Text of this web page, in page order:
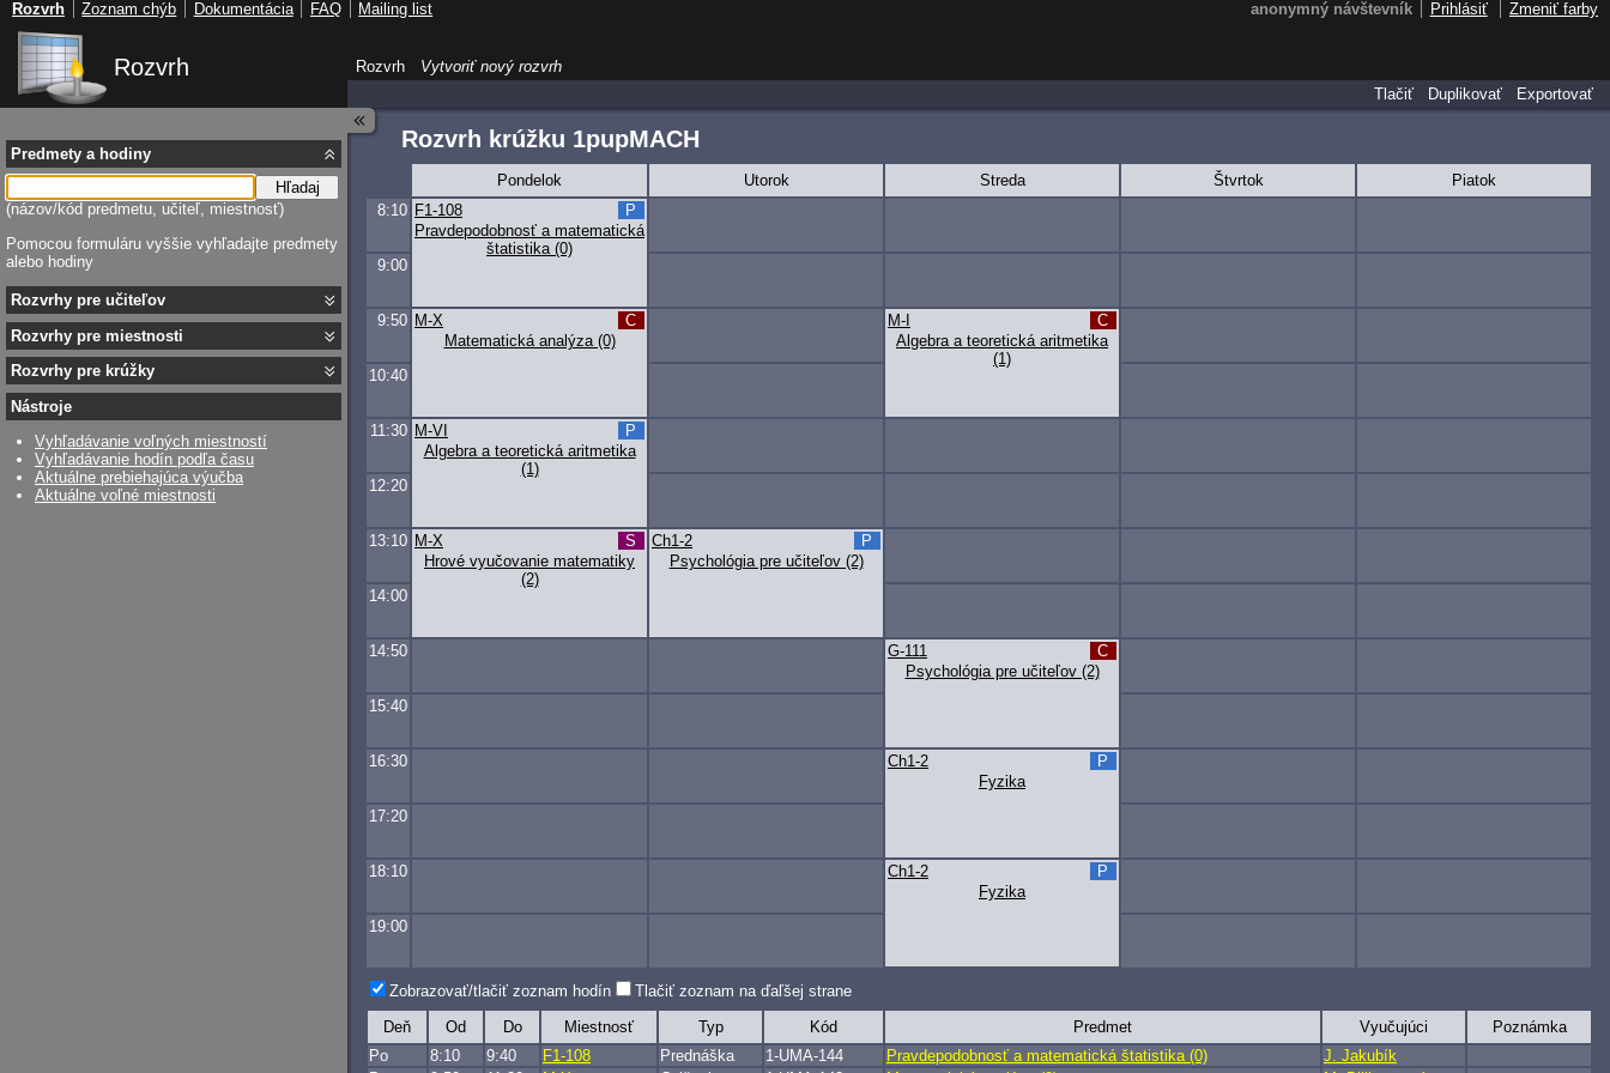
Rozvrh
Rozvrh krúžku 1pupMACH
Pondelok Utorok Streda Štvrtok
Piatok
8:10
Pravdepodobnosť a matematická
štatistika (0)
F1-108 P
9:00
9:50
Matematická analýza (0)
M-X
C
Algebra a teoretická aritmetika
(1)
M-I C
10:40
11:30
Algebra a teoretická aritmetika
(1)
M-VI P
12:20
13:10
Hrové vyučovanie matematiky
(2)
M-X
S
Psychológia pre učiteľov (2)
Ch1-2 P
14:00
14:50
Psychológia pre učiteľov (2)
G-111 C
15:40
16:30
Fyzika
Ch1-2 P
17:20
18:10
Fyzika
Ch1-2 P
19:00
Zobrazovať/tlačiť zoznam hodín Tlačiť zoznam na ďaľšej strane
Deň Od Do Miestnosť Typ Kód Predmet Vyučujúci
Poznámka
Po
8:10 9:40 F1-108 Prednáška 1-UMA-144 Pravdepodobnosť a matematická štatistika (0)
J. Jakubík
Predmety a hodiny
Hľadaj
(názov/kód predmetu, učiteľ, miestnosť)
Pomocou formuláru vyššie vyhľadajte predmety
alebo hodiny
Rozvrhy pre učiteľov
Rozvrhy pre miestnosti
Rozvrhy pre krúžky
Nástroje
Vyhľadávanie voľných miestností
Vyhľadávanie hodín podľa času
Aktuálne prebiehajúca výučba
Aktuálne voľné miestnosti
Rozvrh
Vytvoriť nový rozvrh
Tlačiť
Duplikovať Exportovať
anonymný návštevník Prihlásiť Zmeniť farby
Rozvrh Zoznam chýb Dokumentácia FAQ Mailing list